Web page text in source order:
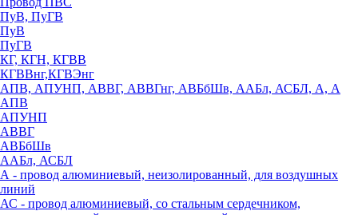
ПуВ, ПуГВ
ПуВ
ПуГВ
КГ, КГН, КГВВ
КГВВнг,КГВЭнг
АПВ, АПУНП, АВВГ, АВВГнг, АВБбШв, ААБл, АСБЛ, А, А
АПВ
АПУНП
АВВГ
АВБбШв
ААБл, АСБЛ
А - провод алюминиевый, неизолированный, для воздушных
линий
АС - провод алюминиевый, со стальным сердечником,